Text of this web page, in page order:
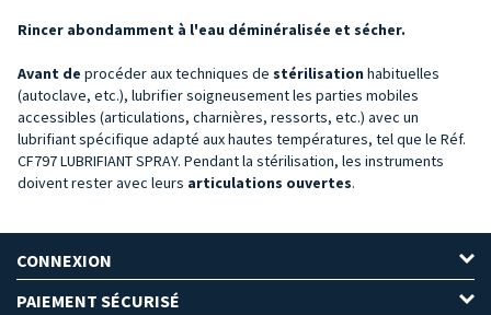
Rincer abondamment à l'eau déminéralisée et sécher.
Avant de procéder aux techniques de stérilisation habituelles
(autoclave, etc.), lubrifier soigneusement les parties mobiles
accessibles (articulations, charnières, ressorts, etc.) avec un
lubrifiant spécifique adapté aux hautes températures, tel que le Réf.
CF797 LUBRIFIANT SPRAY. Pendant la stérilisation, les instruments
doivent rester avec leurs articulations ouvertes.
CONNEXION
PAIEMENT SÉCURISÉ